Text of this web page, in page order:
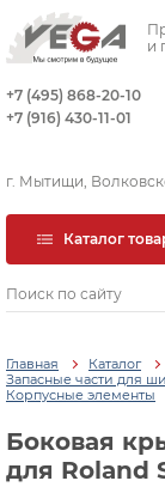
и
+7 (495) 868-20-10
+7 (916) 430-11-01
г. Мытищи,
Каталог
Главная Каталог
Запасные части для
Корпусные элементы
Боковая
для Roland